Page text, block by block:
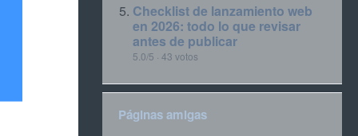
Checklist de lanzamiento web
en 2026: todo lo que revisar
antes de publicar
5.0/5 · 43 votos
Páginas amigas